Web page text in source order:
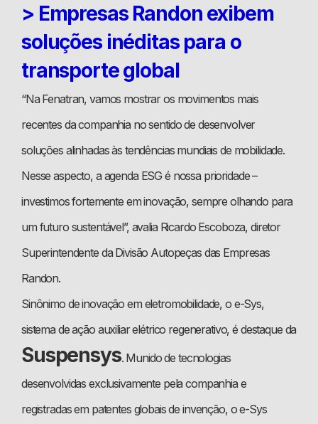
> Empresas Randon exibem
soluções inéditas para o
transporte global
“Na Fenatran, vamos mostrar os movimentos mais
recentes da companhia no sentido de desenvolver
soluções alinhadas às tendências mundiais de mobilidade.
Nesse aspecto, a agenda ESG é nossa prioridade –
investimos fortemente em inovação, sempre olhando para
um futuro sustentável”, avalia Ricardo Escoboza, diretor
Superintendente da Divisão Autopeças das Empresas
Randon.
Sinônimo de inovação em eletromobilidade, o e-Sys,
sistema de ação auxiliar elétrico regenerativo, é destaque da
Suspensys. Munido de tecnologias
desenvolvidas exclusivamente pela companhia e
registradas em patentes globais de invenção, o e-Sys